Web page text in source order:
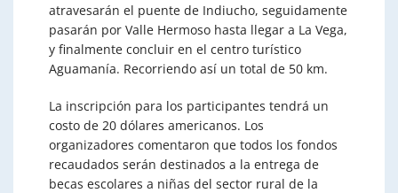
atravesarán el puente de Indiucho, seguidamente
pasarán por Valle Hermoso hasta llegar a La Vega,
y finalmente concluir en el centro turístico
Aguamanía. Recorriendo así un total de 50 km.
La inscripción para los participantes tendrá un
costo de 20 dólares americanos. Los
organizadores comentaron que todos los fondos
recaudados serán destinados a la entrega de
becas escolares a niñas del sector rural de la